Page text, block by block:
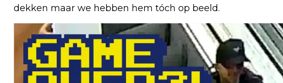
dekken maar we hebben hem tóch op beeld.